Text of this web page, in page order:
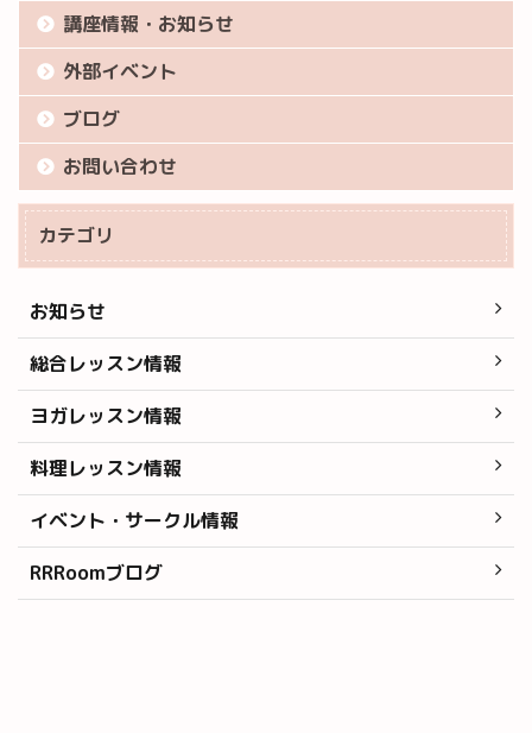
講座情報・お知らせ
外部イベント
ブログ
お問い合わせ
カテゴリ
お知らせ
総合レッスン情報
ヨガレッスン情報
料理レッスン情報
イベント・サークル情報
RRRoomブログ